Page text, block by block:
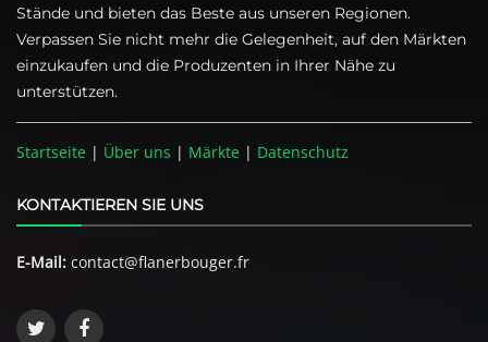
Stände und bieten das Beste aus unseren Regionen.
Verpassen Sie nicht mehr die Gelegenheit, auf den Märkten
einzukaufen und die Produzenten in Ihrer Nähe zu
unterstützen.
Startseite | Über uns | Märkte | Datenschutz
KONTAKTIEREN SIE UNS
E-Mail: contact@flanerbouger.fr